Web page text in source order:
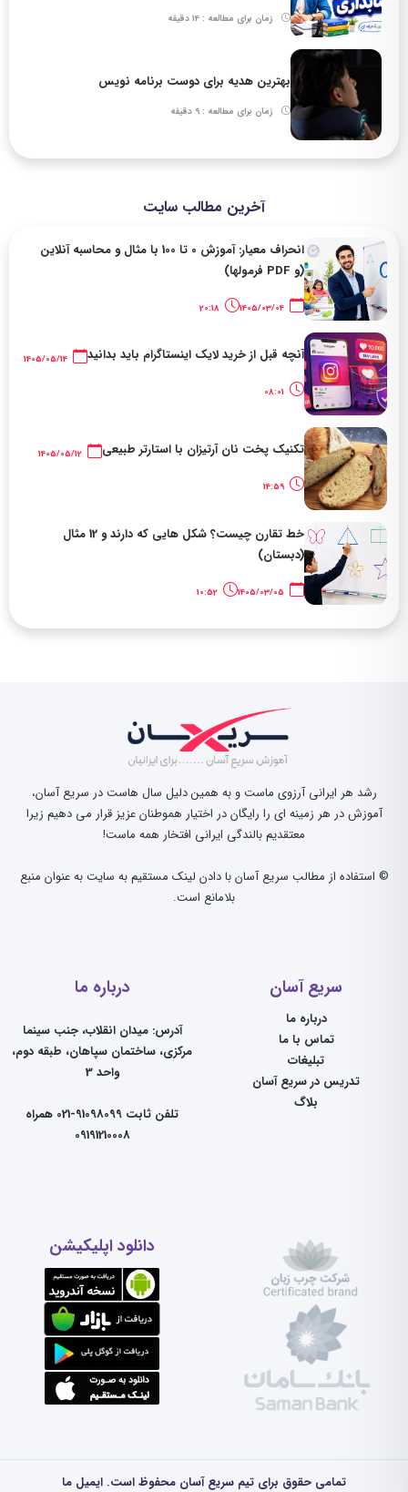
زمان برای مطالعه : 14 دقیقه
بهترین هدیه برای دوست برنامه نویس
زمان برای مطالعه : 9 دقیقه
آخرین مطالب سایت
انحراف معیار: آموزش 0 تا 100 با مثال و محاسبه آنلاین
(و PDF فرمولها)
20:18
آنچه قبل از خرید لایک اینستاگرام باید بدانید
تکنیک پخت نان آرتیزان با استارتر طبیعی
14:59
خط تقارن چیست؟ شکل هایی که دارند و 12 مثال
(دبستان)
10:52
رشد هر ایرانی آرزوی ماست و به همین دلیل سال هاست در سریع آسان،
آموزش در هر زمینه ای را رایگان در اختیار هموطنان عزیز قرار می دهیم زیرا
معتقدیم بالندگی ایرانی افتخار همه ماست!
© استفاده از مطالب سریع آسان با دادن لینک مستقیم به سایت به عنوان منبع
بلامانع است.
سریع آسان
درباره ما
تماس با ما
تبلیغات
تدریس در سریع آسان
بلاگ
درباره ما
آدرس: میدان انقلاب، جنب سینما
مرکزی، ساختمان سپاهان، طبقه دوم،
واحد 3
تلفن ثابت 91098099-021 همراه
09191210008
دانلود اپلیکیشن
تمامی حقوق برای تیم سریع آسان محفوظ است. ایمیل ما